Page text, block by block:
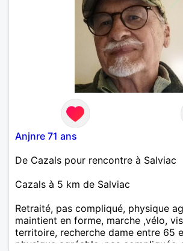
Anjnre 71 ans
De Cazals pour rencontre à Salviac
Cazals à 5 km de Salviac
Retraité, pas compliqué, physique
maintient en forme, marche ,vélo,
territoire, recherche dame entre 65
physique agréable, pas compliquée,